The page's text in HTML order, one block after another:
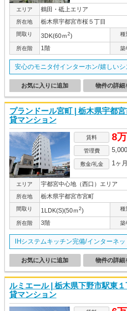
エリア 鶴田・砥上エリア
所在地 栃木県宇都宮市桜５丁目
間取り 3DK(60ｍ2) 種
所在階 1階 築
安心のモニタ付インターホン/嬉しい
物件の詳細
お気に入りに追加
プランドール宮町 | 栃木県宇都
貸マンション
賃料 8
管理費
敷金/礼金 1ヶ
エリア 宇都宮中心地（西口）エリア
所在地 栃木県宇都宮市宮町
間取り 1LDK(S)(50ｍ2) 種
所在階 3階 築
IHシステムキッチン完備/インターネ
物件の詳細
お気に入りに追加
ルミエール | 栃木県下野市駅東
貸マンション